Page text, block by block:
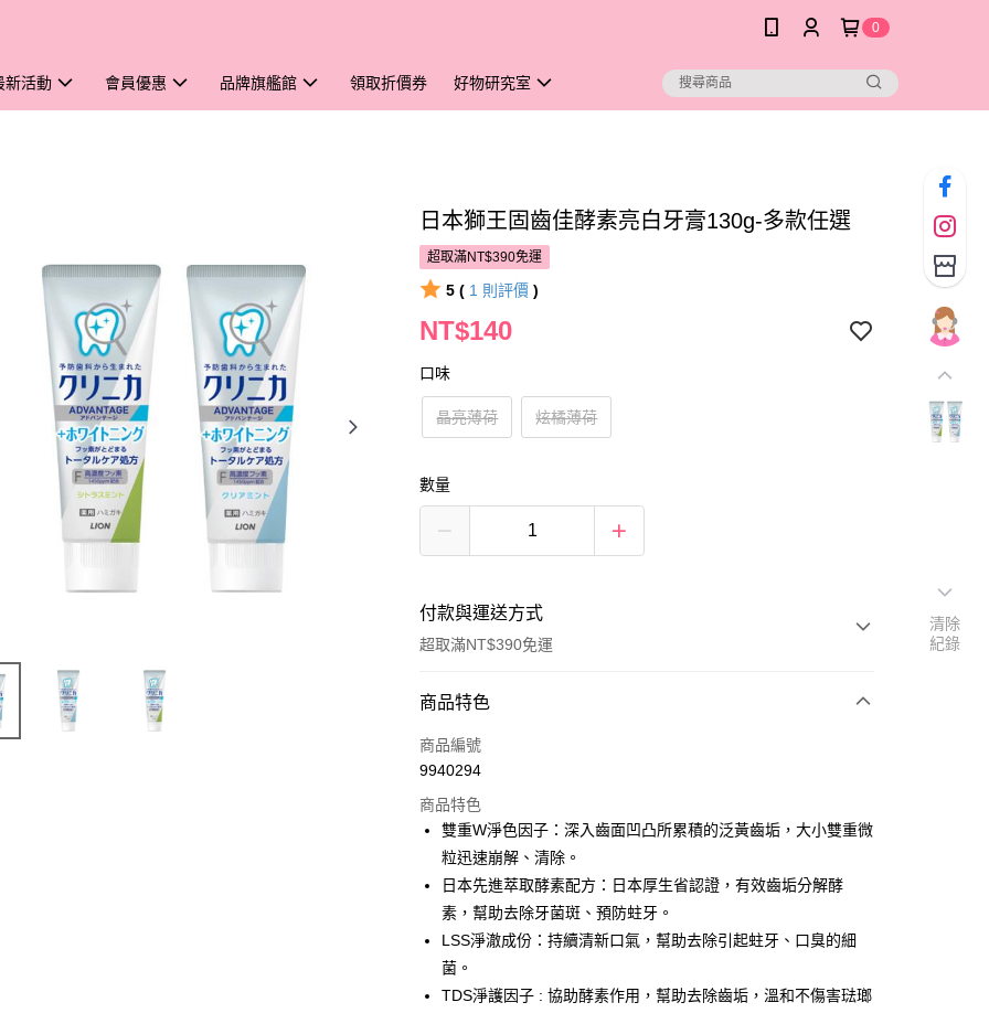
0
新活動 會員優惠 品牌旗艦館 領取折價券 好物研究室
日本獅王固齒佳酵素亮白牙膏130g-多款任選
超取滿NT$390免運
5 ( 1 則評價 )
NT$140
口味
晶亮薄荷 炫橘薄荷
數量
付款與運送方式
超取滿NT$390免運
付款方式
POYA支付
超商取貨付款
LINE Pay
Apple Pay
街口支付
悠遊付
商品特色
商品編號
9940294
商品特色
雙重W淨色因子：深入齒面凹凸所累積的泛黃齒垢，大小雙重微
粒迅速崩解、清除。
日本先進萃取酵素配方：日本厚生省認證，有效齒垢分解酵
素，幫助去除牙菌斑、預防蛀牙。
LSS淨澈成份：持續清新口氣，幫助去除引起蛀牙、口臭的細
菌。
TDS淨護因子 : 協助酵素作用，幫助去除齒垢，溫和不傷害琺瑯
清除
紀錄